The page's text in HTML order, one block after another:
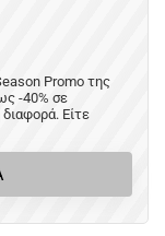
Promo της
-40% σε
Είτε